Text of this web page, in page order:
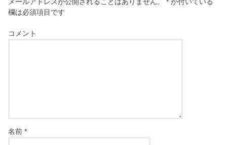
欄は必須項目です
コメント
名前*